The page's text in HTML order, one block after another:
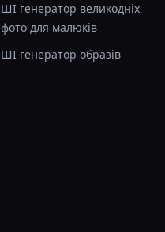
ШІ генератор великодніх
фото для малюків
ШІ генератор образів